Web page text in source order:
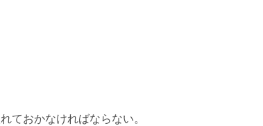
ておかなければならない。